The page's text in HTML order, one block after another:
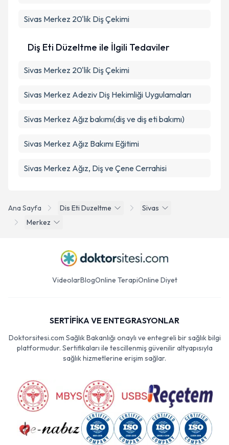
Ana Sayfa Dis Eti Duzeltme
Sivas
Merkez
Sivas Merkez 20'lik Diş Çekimi
Diş Eti Düzeltme ile İlgili Tedaviler
Sivas Merkez 20'lik Diş Çekimi
Sivas Merkez Adeziv Diş Hekimliği Uygulamaları
Sivas Merkez Ağız bakımı(diş ve diş eti bakımı)
Sivas Merkez Ağız Bakımı Eğitimi
Sivas Merkez Ağız, Diş ve Çene Cerrahisi
VideolarBlogOnline TerapiOnline Diyet
SERTİFİKA VE ENTEGRASYONLAR
Doktorsitesi.com Sağlık Bakanlığı onaylı ve entegreli bir sağlık bilgi
platformudur. Sertifikaları ile tescillenmiş güvenilir altyapısıyla
sağlık hizmetlerine erişim sağlar.